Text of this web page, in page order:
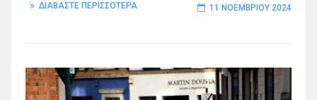
ΔΙΑΒΑΣΤΕ ΠΕΡΙΣΣΟΤΕΡΑ 11 ΝΟΕΜΒΡΊΟΥ 2024